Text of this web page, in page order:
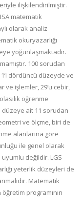
ilişkilendirilmiştir.
matematik
olarak analiz
okuryazarlığı
yoğunlaşmaktadır.
100 sorudan
dördüncü düzeyde ve
ve işlemler, 29’u cebir,
öğrenme
düzeye ait 11 sorudan
ve ölçme, biri de
alanlarına göre
ile genel olarak
değildir. LGS
yeterlik düzeyleri de
Matematik
programının